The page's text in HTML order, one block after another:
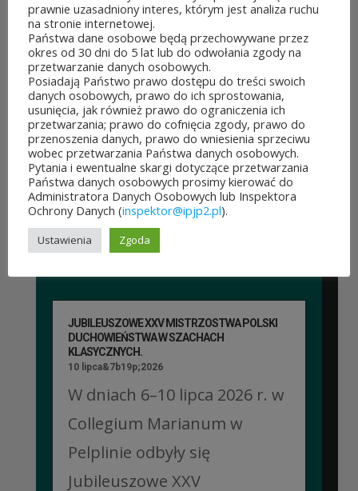
które pomysły dostaną
dofinansowanie z budżetu
samorządu województwa
mazowieckiego. Do rozdania
jest aż 30 mln zł! Mieszkańcy
województwa mazowieckiego
po...
CZYTAJ DALEJ
JUBILEUSZOWE XXV MISTRZOSTWA POLSKI
DUCHOWIEŃSTWA W SZACHACH
KLASYCZNYCH.
10 lipca&7b19p;2026
W dniach 6–10 lipca 2026 r. w
Collegium Marianum w
Pelplinie odbyły się
Jubileuszowe XXV
prawnie uzasadniony interes, którym jest analiza ruchu
na stronie internetowej.
Państwa dane osobowe będą przechowywane przez
okres od 30 dni do 5 lat lub do odwołania zgody na
przetwarzanie danych osobowych.
Posiadają Państwo prawo dostępu do treści swoich
danych osobowych, prawo do ich sprostowania,
usunięcia, jak również prawo do ograniczenia ich
przetwarzania; prawo do cofnięcia zgody, prawo do
przenoszenia danych, prawo do wniesienia sprzeciwu
wobec przetwarzania Państwa danych osobowych.
Pytania i ewentualne skargi dotyczące przetwarzania
Państwa danych osobowych prosimy kierować do
Administratora Danych Osobowych lub Inspektora
Ochrony Danych (inspektor@ipjp2.pl).
Ustawienia Zgoda